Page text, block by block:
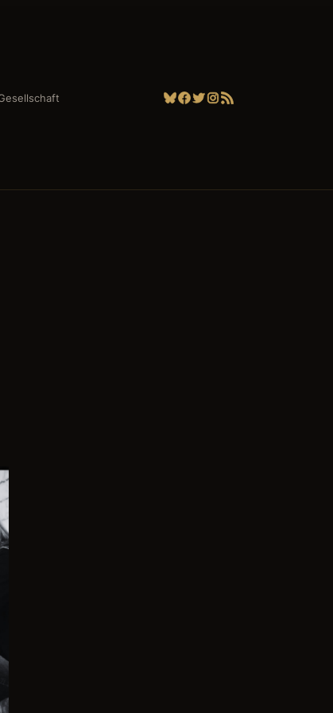
Bluesky
Facebook
Twitter
Instagram
RSS-Feed